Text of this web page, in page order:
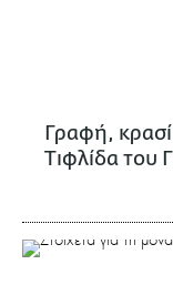
Γραφή,
Τιφλίδα του